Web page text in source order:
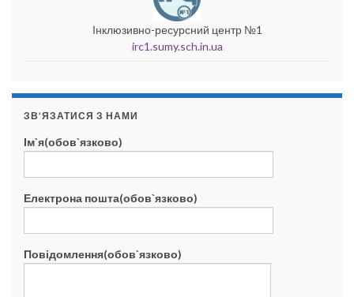
Інклюзивно-ресурсний центр №1
irc1.sumy.sch.in.ua
ЗВ’ЯЗАТИСЯ З НАМИ
Ім`я(обов`язково)
Електрона пошта(обов`язково)
Повідомлення(обов`язково)